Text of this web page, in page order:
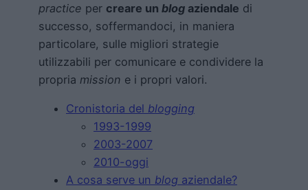
practice per creare un blog aziendale di
successo, soffermandoci, in maniera
particolare, sulle migliori strategie
utilizzabili per comunicare e condividere la
propria mission e i propri valori.
Cronistoria del blogging
1993-1999
2003-2007
2010-oggi
A cosa serve un blog aziendale?